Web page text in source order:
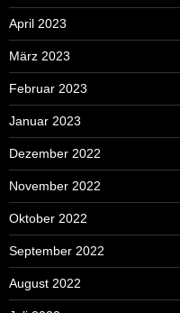
April 2023
März 2023
Februar 2023
Januar 2023
Dezember 2022
November 2022
Oktober 2022
September 2022
August 2022